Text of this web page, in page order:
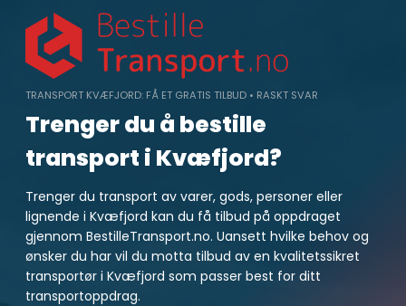
content
TRANSPORT KVÆFJORD: FÅ ET GRATIS TILBUD • RASKT SVAR
Trenger du å bestille
transport i Kvæfjord?
Trenger du transport av varer, gods, personer eller
lignende i Kvæfjord kan du få tilbud på oppdraget
gjennom BestilleTransport.no. Uansett hvilke behov og
ønsker du har vil du motta tilbud av en kvalitetssikret
transportør i Kvæfjord som passer best for ditt
transportoppdrag.